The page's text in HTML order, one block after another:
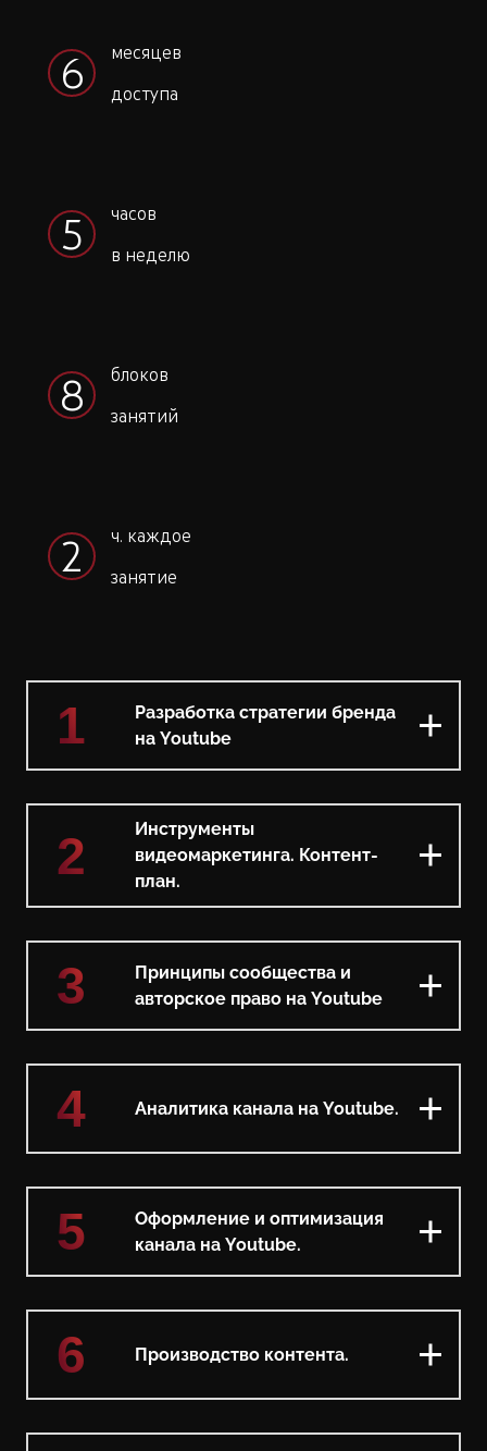
6
месяцев
доступа
5
часов
в неделю
8
блоков
занятий
2
ч. каждое
занятие
1
Разработка стратегии бренда
на Youtube
2
Инструменты
видеомаркетинга. Контент-
план.
3
Принципы сообщества и
авторское право на Youtube
4 Аналитика канала на Youtube.
5
Оформление и оптимизация
канала на Youtube.
6 Производство контента.